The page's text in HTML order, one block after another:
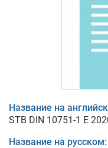
Название на
STB DIN 10751-1 E
Название на русском: